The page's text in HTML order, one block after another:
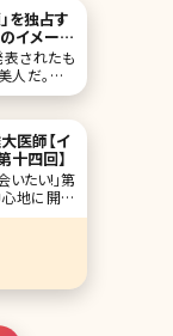
段と一線を
が美容整
い美容医療
を独占す
イメージ
こと」に
されたも
だ。どこ
パーツがな
女性が選
）では、
医師【イ
十四回】
いたい!」第
地に開院
の加藤雄大
科まで幅
クリニッ
「かわいく